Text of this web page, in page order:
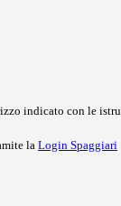
indicato con le
la Login Spaggiari